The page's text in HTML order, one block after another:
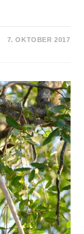
7. OKTOBER 2017